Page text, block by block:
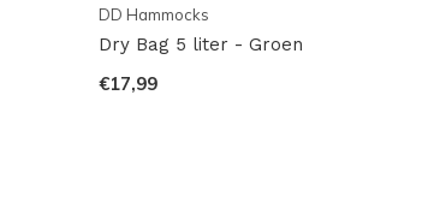
levert dit merk producten van hoge
DD Hammocks
Dry Bag 5 liter - Groen
€17,99